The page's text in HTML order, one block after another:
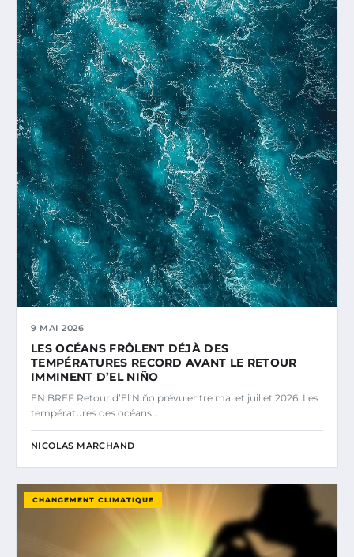
9 MAI 2026
LES OCÉANS FRÔLENT DÉJÀ DES
TEMPÉRATURES RECORD AVANT LE RETOUR
IMMINENT D’EL NIÑO
EN BREF Retour d’El Niño prévu entre mai et juillet 2026. Les
températures des océans…
NICOLAS MARCHAND
CHANGEMENT CLIMATIQUE